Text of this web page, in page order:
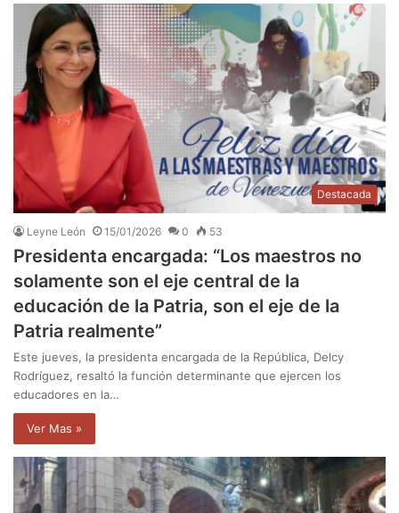
Destacada
Leyne León 15/01/2026 0 53
Presidenta encargada: “Los maestros no
solamente son el eje central de la
educación de la Patria, son el eje de la
Patria realmente”
Este jueves, la presidenta encargada de la República, Delcy
Rodríguez, resaltó la función determinante que ejercen los
educadores en la…
Ver Mas »